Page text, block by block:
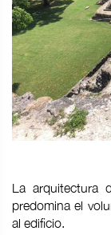
La arquitectura
predomina el
al edificio.